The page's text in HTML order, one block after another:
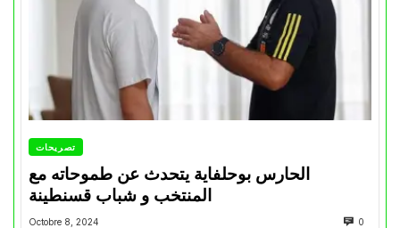
تصريحات
الحارس بوحلفاية يتحدث عن طموحاته مع
المنتخب و شباب قسنطينة
Octobre 8, 2024 0